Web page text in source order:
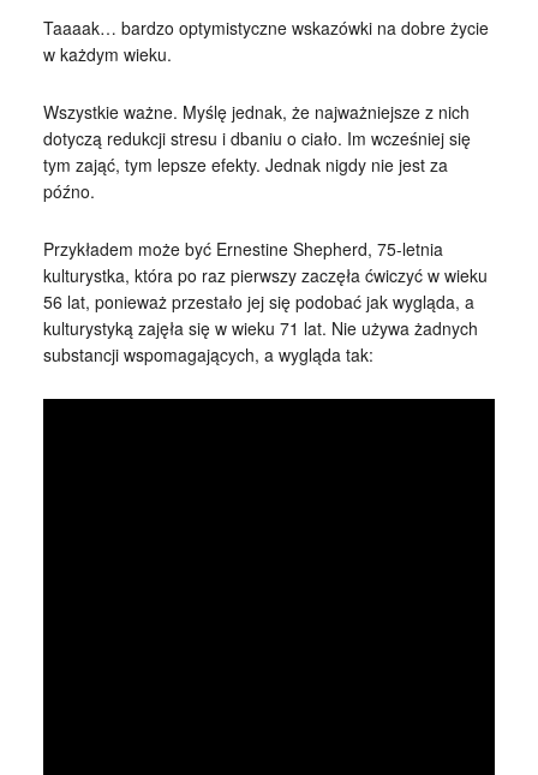
Taaaak… bardzo optymistyczne wskazówki na dobre życie
w każdym wieku.
Wszystkie ważne. Myślę jednak, że najważniejsze z nich
dotyczą redukcji stresu i dbaniu o ciało. Im wcześniej się
tym zająć, tym lepsze efekty. Jednak nigdy nie jest za
późno.
Przykładem może być Ernestine Shepherd, 75-letnia
kulturystka, która po raz pierwszy zaczęła ćwiczyć w wieku
56 lat, ponieważ przestało jej się podobać jak wygląda, a
kulturystyką zajęła się w wieku 71 lat. Nie używa żadnych
substancji wspomagających, a wygląda tak: